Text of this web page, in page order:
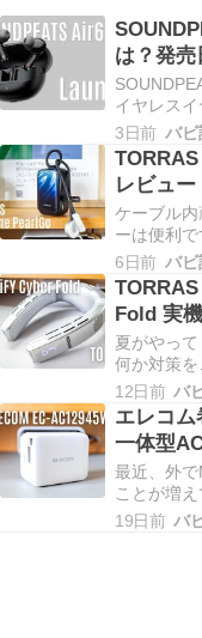
は？発売
との違い
イヤレス
2026年8月
売に先立ち
ンがもら
も始まりま
開発 ...
3日前 バビ
レビュ
ーブルの
検証
ケーブル内
ーは便利
たり、出力
使い勝手に
少なくあ
FlexLine
取り式 ...
6日前 バビ
Fold 実
週間使
池持ち
夏がやっ
何か対策
はないでし
扇風機（ネ
定番になり
デルは、
出す風自
12日前 バ
エレコ
一体型
45Wで
×1で
最近、外
ことが増
Nano
19日前 バ